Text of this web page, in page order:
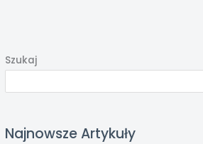
Szukaj
Najnowsze Artykuły